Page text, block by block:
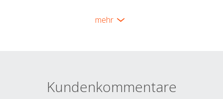
mehr
Kundenkommentare